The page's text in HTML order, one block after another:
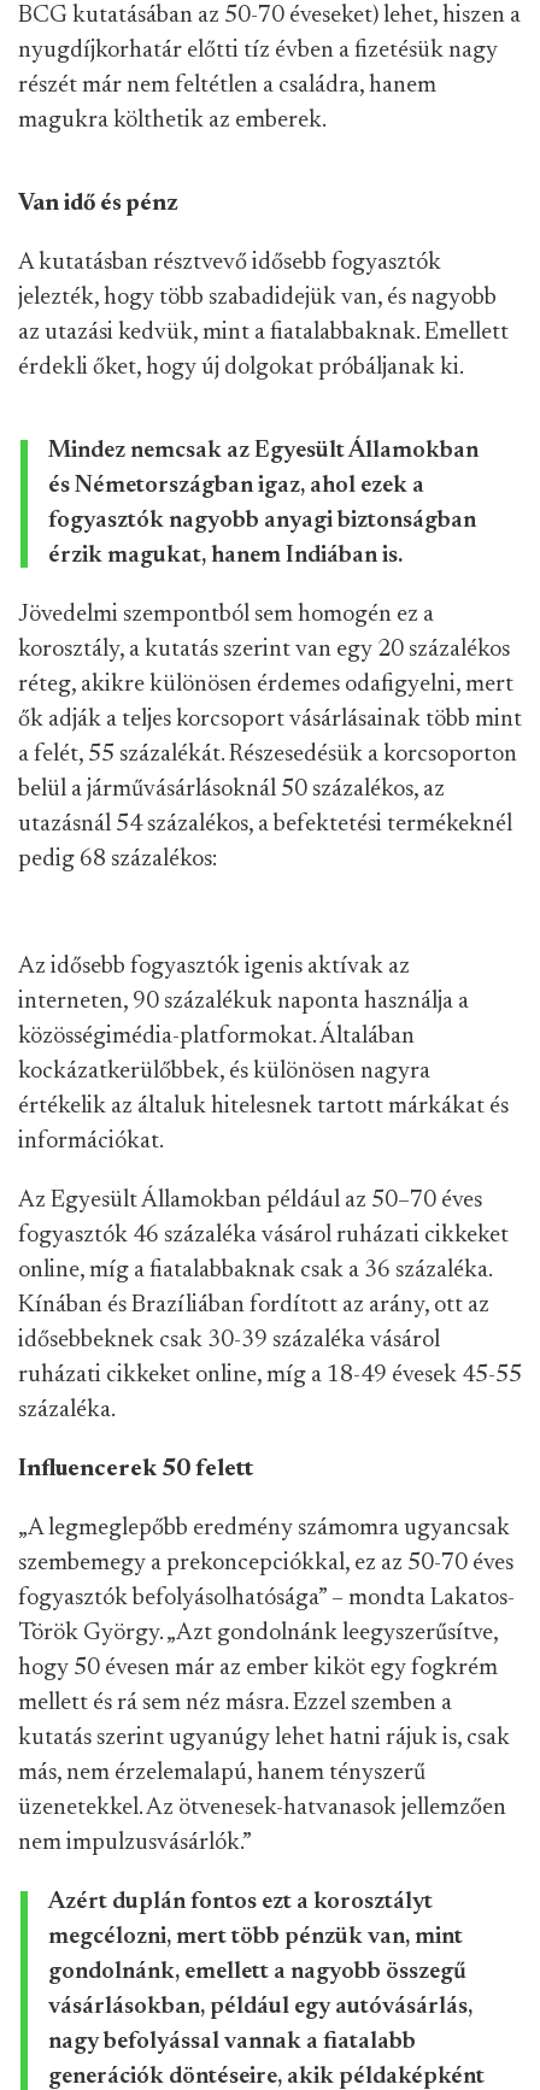
BCG kutatásában az 50-70 éveseket) lehet, hiszen a
nyugdíjkorhatár előtti tíz évben a fizetésük nagy
részét már nem feltétlen a családra, hanem
magukra költhetik az emberek.
Van idő és pénz
A kutatásban résztvevő idősebb fogyasztók
jelezték, hogy több szabadidejük van, és nagyobb
az utazási kedvük, mint a fiatalabbaknak. Emellett
érdekli őket, hogy új dolgokat próbáljanak ki.
Mindez nemcsak az Egyesült Államokban
és Németországban igaz, ahol ezek a
fogyasztók nagyobb anyagi biztonságban
érzik magukat, hanem Indiában is.
Jövedelmi szempontból sem homogén ez a
korosztály, a kutatás szerint van egy 20 százalékos
réteg, akikre különösen érdemes odafigyelni, mert
ők adják a teljes korcsoport vásárlásainak több mint
a felét, 55 százalékát. Részesedésük a korcsoporton
belül a járművásárlásoknál 50 százalékos, az
utazásnál 54 százalékos, a befektetési termékeknél
pedig 68 százalékos:
Az idősebb fogyasztók igenis aktívak az
interneten, 90 százalékuk naponta használja a
közösségimédia-platformokat. Általában
kockázatkerülőbbek, és különösen nagyra
értékelik az általuk hitelesnek tartott márkákat és
információkat.
Az Egyesült Államokban például az 50–70 éves
fogyasztók 46 százaléka vásárol ruházati cikkeket
online, míg a fiatalabbaknak csak a 36 százaléka.
Kínában és Brazíliában fordított az arány, ott az
idősebbeknek csak 30-39 százaléka vásárol
ruházati cikkeket online, míg a 18-49 évesek 45-55
százaléka.
Influencerek 50 felett
„A legmeglepőbb eredmény számomra ugyancsak
szembemegy a prekoncepciókkal, ez az 50-70 éves
fogyasztók befolyásolhatósága” – mondta Lakatos-
Török György. „Azt gondolnánk leegyszerűsítve,
hogy 50 évesen már az ember kiköt egy fogkrém
mellett és rá sem néz másra. Ezzel szemben a
kutatás szerint ugyanúgy lehet hatni rájuk is, csak
más, nem érzelemalapú, hanem tényszerű
üzenetekkel. Az ötvenesek-hatvanasok jellemzően
nem impulzusvásárlók.”
Azért duplán fontos ezt a korosztályt
megcélozni, mert több pénzük van, mint
gondolnánk, emellett a nagyobb összegű
vásárlásokban, például egy autóvásárlás,
nagy befolyással vannak a fiatalabb
generációk döntéseire, akik példaképként